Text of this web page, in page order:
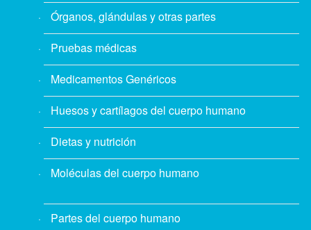
Órganos, glándulas y otras partes
Pruebas médicas
Medicamentos Genéricos
Huesos y cartílagos del cuerpo humano
Dietas y nutrición
Moléculas del cuerpo humano
Partes del cuerpo humano